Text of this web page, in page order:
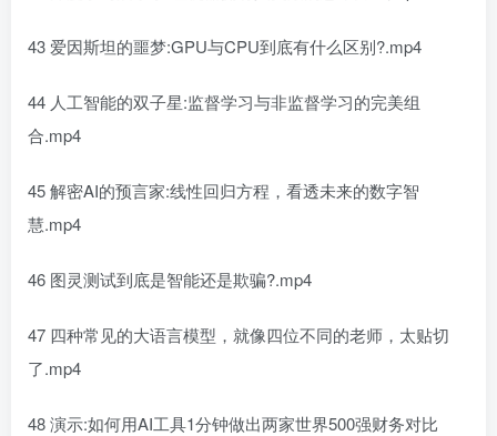
43 爱因斯坦的噩梦:GPU与CPU到底有什么区别?.mp4
44 人工智能的双子星:监督学习与非监督学习的完美组
合.mp4
45 解密AI的预言家:线性回归方程，看透未来的数字智
慧.mp4
46 图灵测试到底是智能还是欺骗?.mp4
47 四种常见的大语言模型，就像四位不同的老师，太贴切
了.mp4
48 演示:如何用AI工具1分钟做出两家世界500强财务对比